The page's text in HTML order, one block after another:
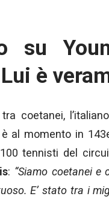
su
è
coetanei,
è al momento in
tennisti del
: “Siamo coetanei e
E’ stato tra i